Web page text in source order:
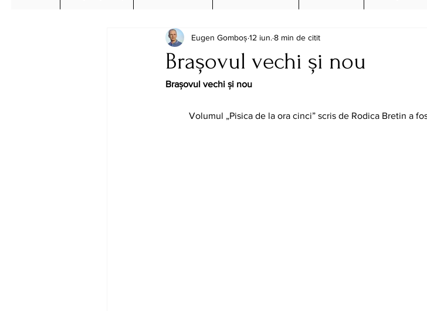
Brașovul vechi și nou
Eugen Gomboș 12 iun. 8 min de citit
Brașovul vechi și nou
Volumul „Pisica de la ora cinci” scris de Rodica Bretin a